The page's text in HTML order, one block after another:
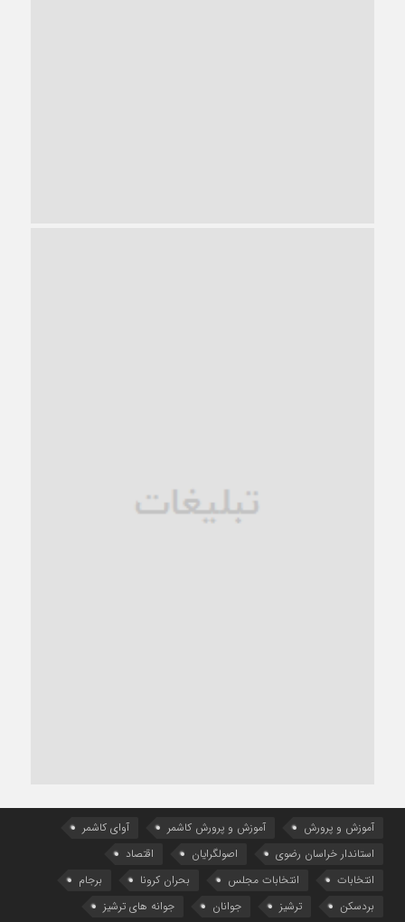
آموزش و پرورش آموزش و پرورش کاشمر
آوای کاشمر
استاندار خراسان رضوی
اصولگرایان
اقتصاد
انتخابات
انتخابات مجلس بحران کرونا
برجام
بردسکن
ترشیز جوانان جوانه های ترشیز